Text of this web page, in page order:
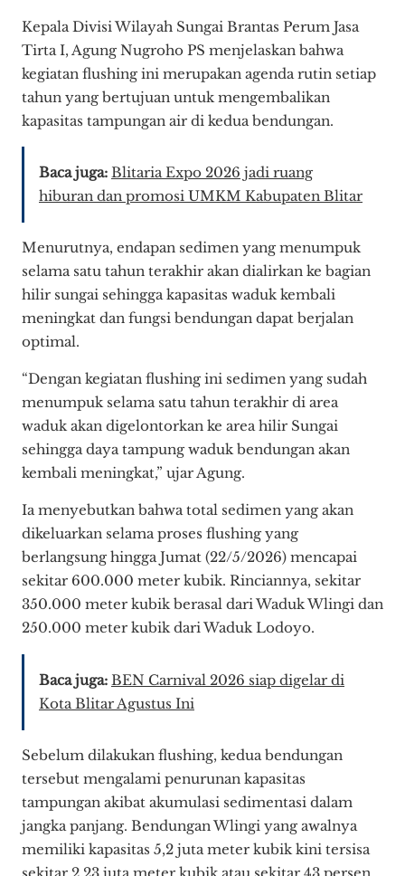
Kepala Divisi Wilayah Sungai Brantas Perum Jasa
Tirta I, Agung Nugroho PS menjelaskan bahwa
kegiatan flushing ini merupakan agenda rutin setiap
tahun yang bertujuan untuk mengembalikan
kapasitas tampungan air di kedua bendungan.
Baca juga: Blitaria Expo 2026 jadi ruang
hiburan dan promosi UMKM Kabupaten Blitar
Menurutnya, endapan sedimen yang menumpuk
selama satu tahun terakhir akan dialirkan ke bagian
hilir sungai sehingga kapasitas waduk kembali
meningkat dan fungsi bendungan dapat berjalan
optimal.
“Dengan kegiatan flushing ini sedimen yang sudah
menumpuk selama satu tahun terakhir di area
waduk akan digelontorkan ke area hilir Sungai
sehingga daya tampung waduk bendungan akan
kembali meningkat,” ujar Agung.
Ia menyebutkan bahwa total sedimen yang akan
dikeluarkan selama proses flushing yang
berlangsung hingga Jumat (22/5/2026) mencapai
sekitar 600.000 meter kubik. Rinciannya, sekitar
350.000 meter kubik berasal dari Waduk Wlingi dan
250.000 meter kubik dari Waduk Lodoyo.
Baca juga: BEN Carnival 2026 siap digelar di
Kota Blitar Agustus Ini
Sebelum dilakukan flushing, kedua bendungan
tersebut mengalami penurunan kapasitas
tampungan akibat akumulasi sedimentasi dalam
jangka panjang. Bendungan Wlingi yang awalnya
memiliki kapasitas 5,2 juta meter kubik kini tersisa
sekitar 2,23 juta meter kubik atau sekitar 43 persen.